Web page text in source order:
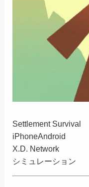
Settlement Survival
iPhoneAndroid
X.D. Network
シミュレーション